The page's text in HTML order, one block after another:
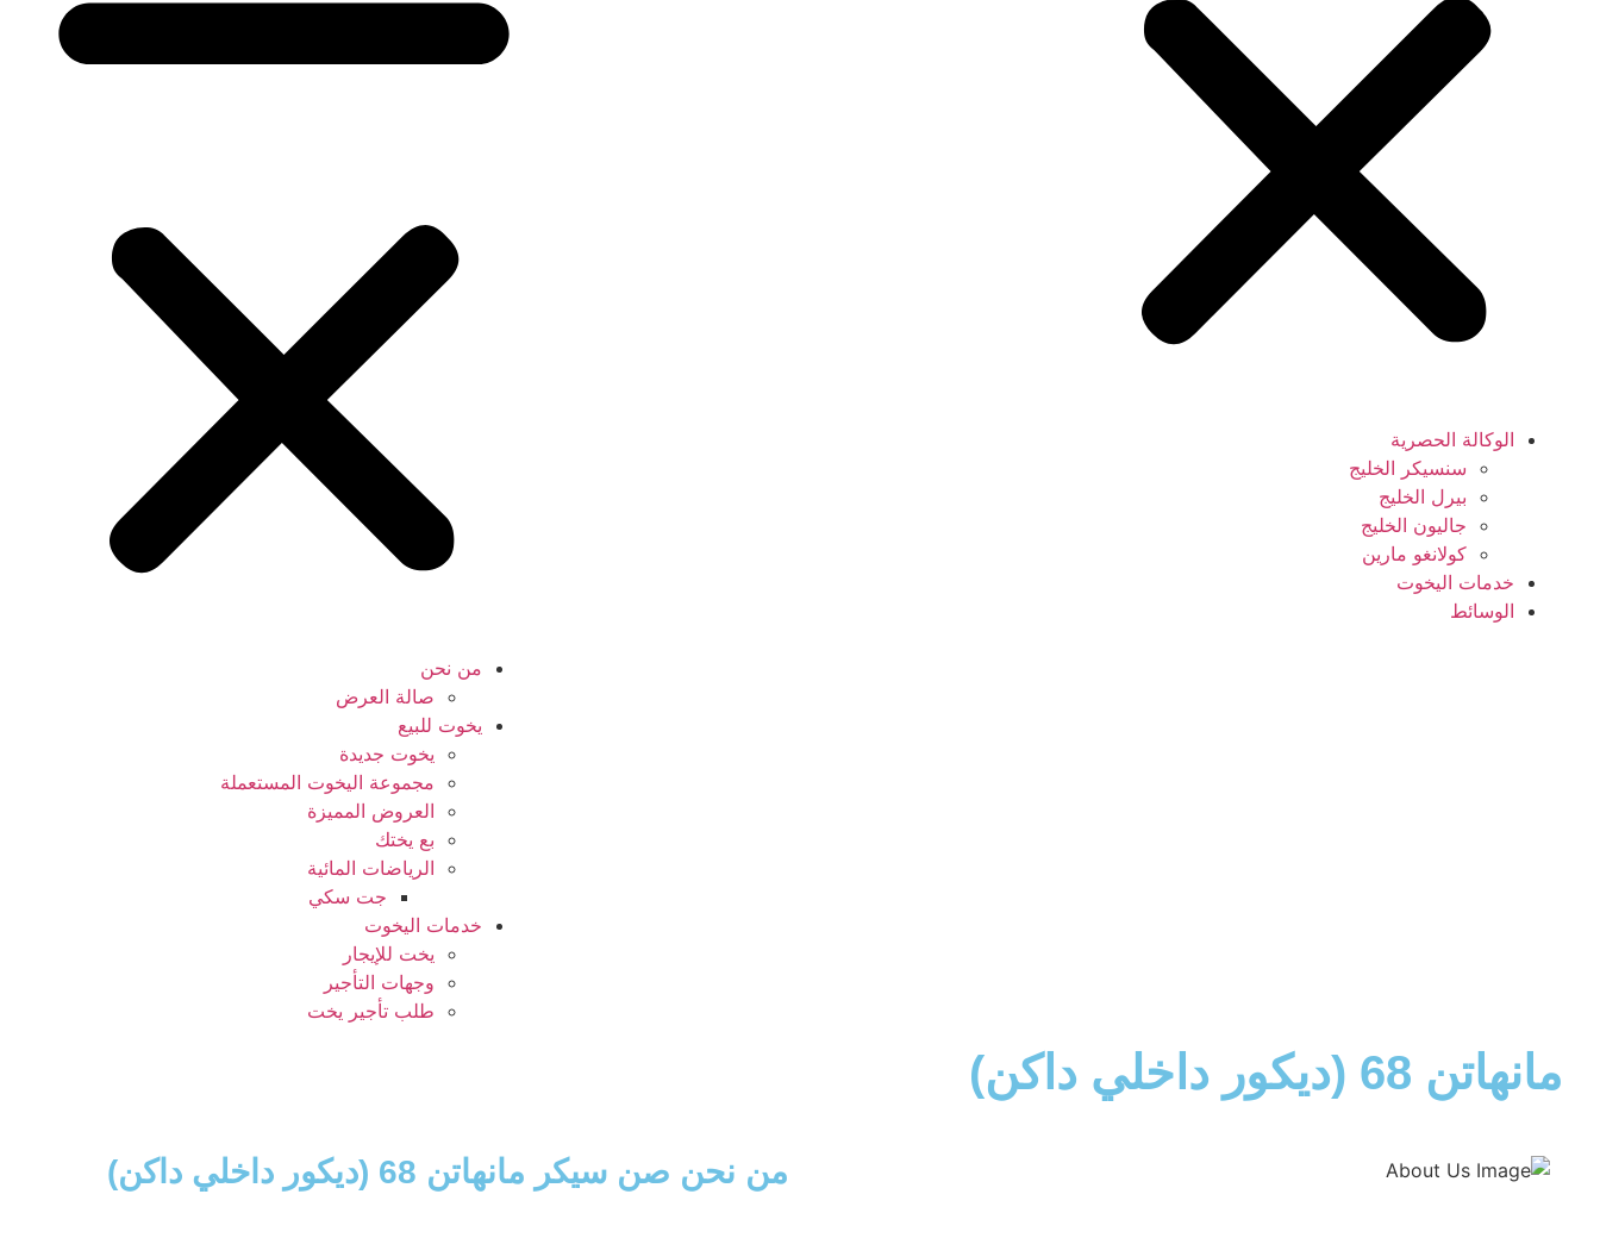
الوكالة الحصرية
سنسيكر الخليج
بيرل الخليج
جاليون الخليج
كولانغو مارين
خدمات اليخوت
الوسائط
من نحن
صالة العرض
يخوت للبيع
يخوت جديدة
مجموعة اليخوت المستعملة
العروض المميزة
بع يختك
الرياضات المائية
جت سكي
خدمات اليخوت
يخت للإيجار
وجهات التأجير
طلب تأجير يخت
مانهاتن 68 (ديكور داخلي داكن)
من نحن صن سيكر مانهاتن 68 (ديكور داخلي داكن)